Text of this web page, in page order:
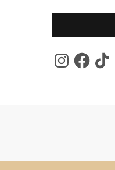
InstagramFacebook
TikTok